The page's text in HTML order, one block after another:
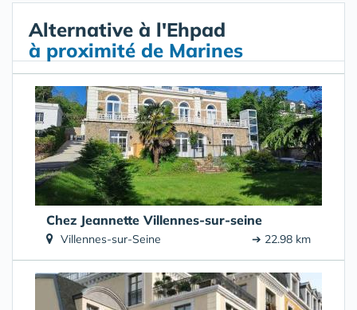
Alternative à l'Ehpad
à proximité de Marines
Chez Jeannette Villennes-sur-seine
Villennes-sur-Seine ➔ 22.98 km